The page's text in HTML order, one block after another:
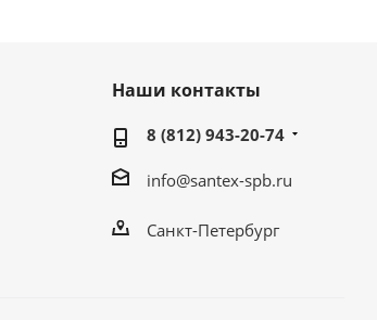
Наши контакты
8 (812) 943-20-74
info@santex-spb.ru
Санкт-Петербург